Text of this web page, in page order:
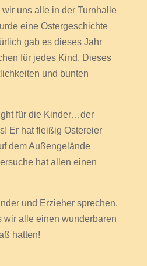
uns alle in der Turnhalle
eine Ostergeschichte
gab es dieses Jahr
für jedes Kind. Dieses
und bunten
für die Kinder…der
Er hat fleißig Ostereier
dem Außengelände
hat allen einen
und Erzieher sprechen,
wir alle einen wunderbaren
hatten!